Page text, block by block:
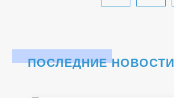
ПОСЛЕДНИЕ НОВОСТИ